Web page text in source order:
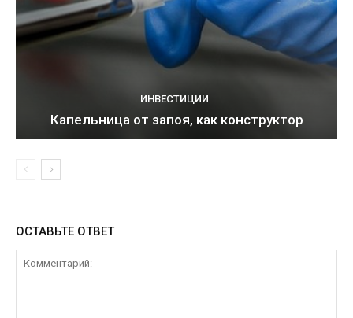
ИНВЕСТИЦИИ
Капельница от запоя, как конструктор
ОСТАВЬТЕ ОТВЕТ